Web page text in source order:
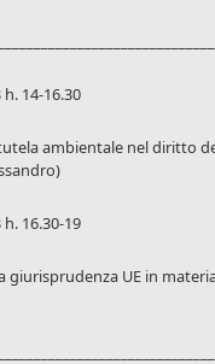
14-16.30
ambientale nel diritto
16.30-19
giurisprudenza UE in